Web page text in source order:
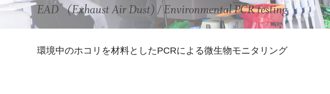
EAD®(Exhaust Air Dust) / Environmental PCR testing
環境中のホコリを材料としたPCRによる微生物モニタリング